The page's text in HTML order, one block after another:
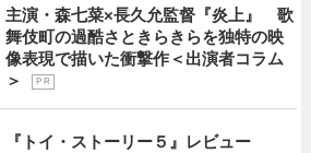
主演・森七菜×長久允監督『炎上』 歌
舞伎町の過酷さときらきらを独特の映
像表現で描いた衝撃作＜出演者コラム
＞
P R
『トイ・ストーリー５』レビュー